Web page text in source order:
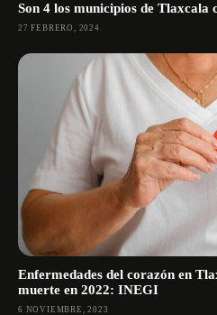
Son 4 los municipios de Tlaxcala
27 FEBRERO, 2024
Enfermedades del corazón en
muerte en 2022: INEGI
6 NOVIEMBRE, 2023